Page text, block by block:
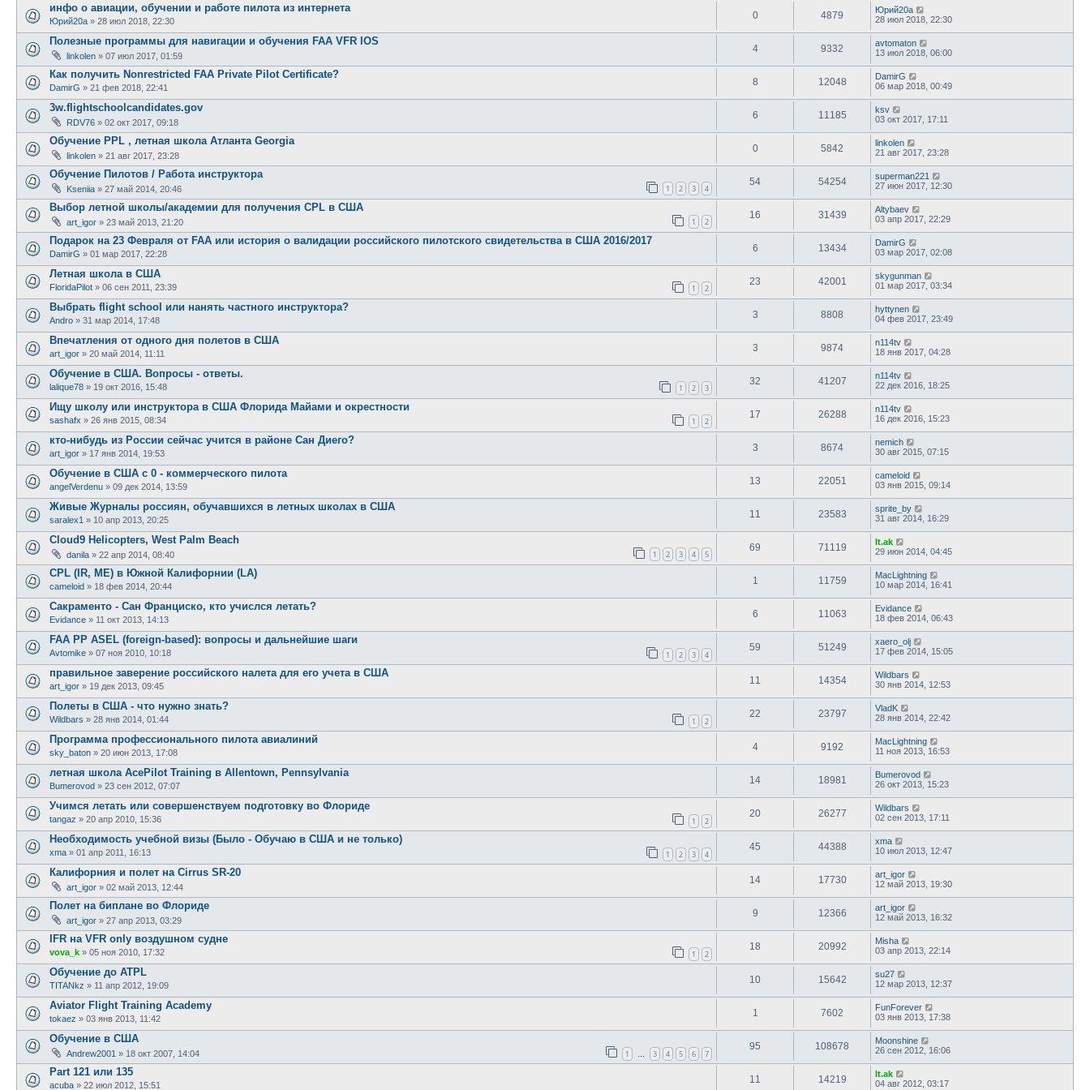
инфо о авиации, обучении и работе пилота из интернета
Юрий20а » 28 июл 2018, 22:30
0 4879
Юрий20а
28 июл 2018, 22:30
Полезные программы для навигации и обучения FAA VFR IOS
linkolen » 07 июл 2017, 01:59
4 9332
avtomaton
13 июл 2018, 06:00
Как получить Nonrestricted FAA Private Pilot Certificate?
DamirG » 21 фев 2018, 22:41
8 12048
DamirG
06 мар 2018, 00:49
3w.flightschoolcandidates.gov
RDV76 » 02 окт 2017, 09:18
6 11185
ksv
03 окт 2017, 17:11
Обучение PPL , летная школа Атланта Georgia
linkolen » 21 авг 2017, 23:28
0 5842
linkolen
21 авг 2017, 23:28
Обучение Пилотов / Работа инструктора
Kseniia » 27 май 2014, 20:46 1 2 3 4
54 54254
superman221
27 июн 2017, 12:30
Выбор летной школы/академии для получения CPL в США
art_igor » 23 май 2013, 21:20 1 2
16 31439
Altybaev
03 апр 2017, 22:29
Подарок на 23 Февраля от FAA или история о валидации российского пилотского свидетельства в США 2016/2017
DamirG » 01 мар 2017, 22:28
6 13434
DamirG
03 мар 2017, 02:08
Летная школа в США
FloridaPilot » 06 сен 2011, 23:39 1 2
23 42001
skygunman
01 мар 2017, 03:34
Выбрать flight school или нанять частного инструктора?
Andro » 31 мар 2014, 17:48
3 8808
hyttynen
04 фев 2017, 23:49
Впечатления от одного дня полетов в США
art_igor » 20 май 2014, 11:11
3 9874
n114tv
18 янв 2017, 04:28
Обучение в США. Вопросы - ответы.
lalique78 » 19 окт 2016, 15:48 1 2 3
32 41207
n114tv
22 дек 2016, 18:25
Ищу школу или инструктора в США Флорида Майами и окрестности
sashafx » 26 янв 2015, 08:34 1 2
17 26288
n114tv
16 дек 2016, 15:23
кто-нибудь из России сейчас учится в районе Сан Диего?
art_igor » 17 янв 2014, 19:53
3 8674
nemich
30 авг 2015, 07:15
Обучение в США с 0 - коммерческого пилота
angelVerdenu » 09 дек 2014, 13:59
13 22051
cameloid
03 янв 2015, 09:14
Живые Журналы россиян, обучавшихся в летных школах в США
saralex1 » 10 апр 2013, 20:25
11 23583
sprite_by
31 авг 2014, 16:29
Cloud9 Helicopters, West Palm Beach
danila » 22 апр 2014, 08:40 1 2 3 4 5
69 71119
lt.ak
29 июн 2014, 04:45
CPL (IR, ME) в Южной Калифорнии (LA)
cameloid » 18 фев 2014, 20:44
1 11759
MacLightning
10 мар 2014, 16:41
Сакраменто - Сан Франциско, кто учислся летать?
Evidance » 11 окт 2013, 14:13
6 11063
Evidance
18 фев 2014, 06:43
FAA PP ASEL (foreign-based): вопросы и дальнейшие шаги
Avtomike » 07 ноя 2010, 10:18 1 2 3 4
59 51249
xaero_olj
17 фев 2014, 15:05
правильное заверение российского налета для его учета в США
art_igor » 19 дек 2013, 09:45
11 14354
Wildbars
30 янв 2014, 12:53
Полеты в США - что нужно знать?
Wildbars » 28 янв 2014, 01:44 1 2
22 23797
VladK
28 янв 2014, 22:42
Программа профессионального пилота авиалиний
sky_baton » 20 июн 2013, 17:08
4 9192
MacLightning
11 ноя 2013, 16:53
летная школа AcePilot Training в Allentown, Pennsylvania
Bumerovod » 23 сен 2012, 07:07
14 18981
Bumerovod
26 окт 2013, 15:23
Учимся летать или совершенствуем подготовку во Флориде
tangaz » 20 апр 2010, 15:36 1 2
20 26277
Wildbars
02 сен 2013, 17:11
Необходимость учебной визы (Было - Обучаю в США и не только)
xma » 01 апр 2011, 16:13 1 2 3 4
45 44388
xma
10 июл 2013, 12:47
Калифорния и полет на Cirrus SR-20
art_igor » 02 май 2013, 12:44
14 17730
art_igor
12 май 2013, 19:30
Полет на биплане во Флориде
art_igor » 27 апр 2013, 03:29
9 12366
art_igor
12 май 2013, 16:32
IFR на VFR only воздушном судне
vova_k » 05 ноя 2010, 17:32 1 2
18 20992
Misha
03 апр 2013, 22:14
Обучение до ATPL
TITANkz » 11 апр 2012, 19:09
10 15642
su27
12 мар 2013, 12:37
Aviator Flight Training Academy
tokaez » 03 янв 2013, 11:42
1 7602
FunForever
03 янв 2013, 17:38
Обучение в США
Andrew2001 » 18 окт 2007, 14:04 1 … 3 4 5 6 7
95 108678
Moonshine
26 сен 2012, 16:06
Part 121 или 135
acuba » 22 июл 2012, 15:51
11 14219
lt.ak
04 авг 2012, 03:17